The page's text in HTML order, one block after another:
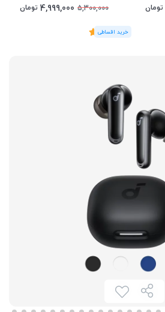
تومان
5,300,000
4,999,000 تومان
(1رای)
5